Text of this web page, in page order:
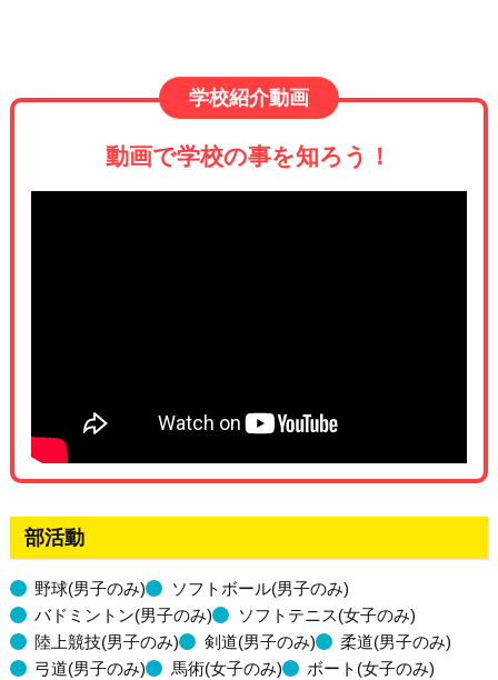
学校紹介動画
動画で学校の事を知ろう！
部活動
野球(男子のみ)
ソフトボール(男子のみ)
バドミントン(男子のみ)
ソフトテニス(女子のみ)
陸上競技(男子のみ)
剣道(男子のみ)
柔道(男子のみ)
弓道(男子のみ)
馬術(女子のみ)
ボート(女子のみ)